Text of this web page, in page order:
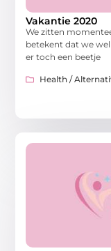
Vakantie 2020
We zitten
betekent dat we
er toch een beetje
Health /